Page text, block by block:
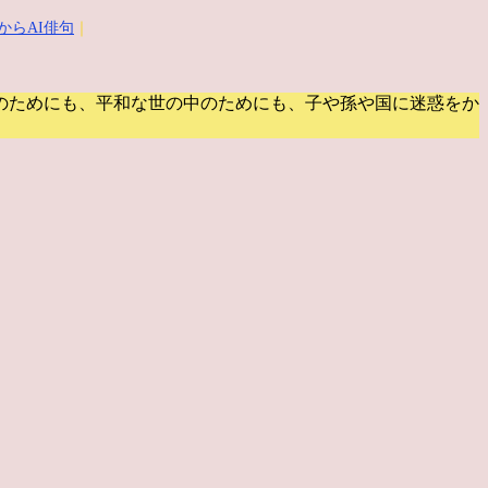
らAI俳句
ためにも、平和な世の中のためにも、子や孫や国に迷惑をか